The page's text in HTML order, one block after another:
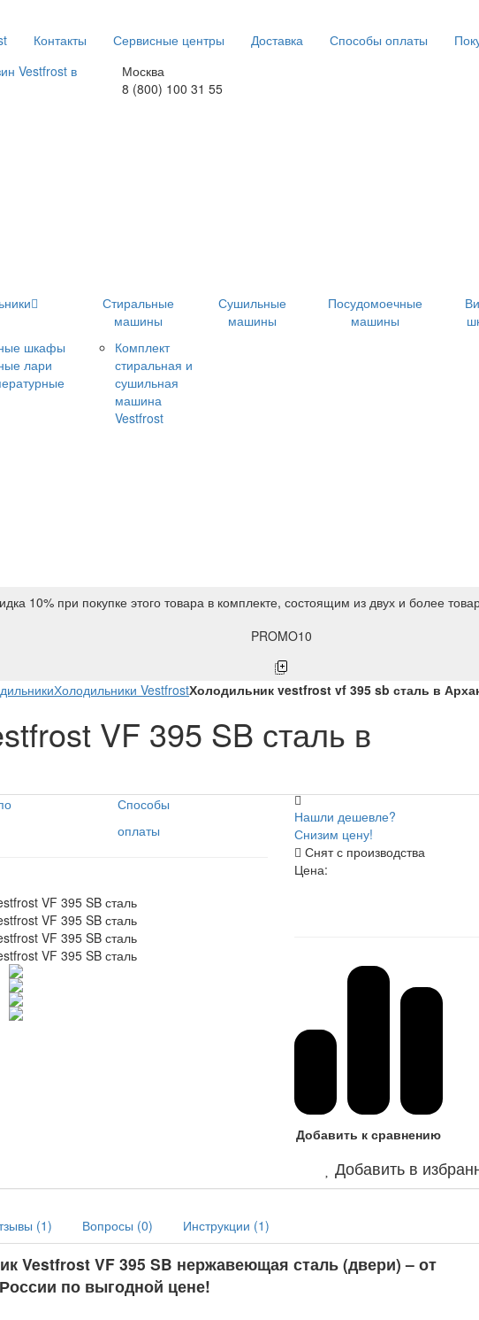
Контакты Сервисные центры Доставка Способы оплаты
Москва
8 (800) 100 31 55
шкафы
лари
Стиральные
машины
Комплект
стиральная и
сушильная
машина
Vestfrost
Сушильные
машины
Посудомоечные
машины
10% при покупке этого товара в комплекте, состоящим из двух и более
PROMO10
Холодильники VestfrostХолодильник vestfrost vf 395 sb сталь в
VF 395 SB сталь в
Способы
оплаты
Нашли дешевле?
Снизим цену!
Снят с производства
Цена:
Добавить к сравнению
Добавить в
(1) Вопросы (0) Инструкции (1)
Vestfrost VF 395 SB нержавеющая сталь (двери) – от
по выгодной цене!